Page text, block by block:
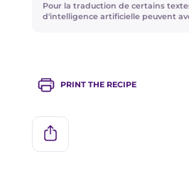
Pour la traduction de certains
d'intelligence artificielle peuvent
PRINT THE RECIPE